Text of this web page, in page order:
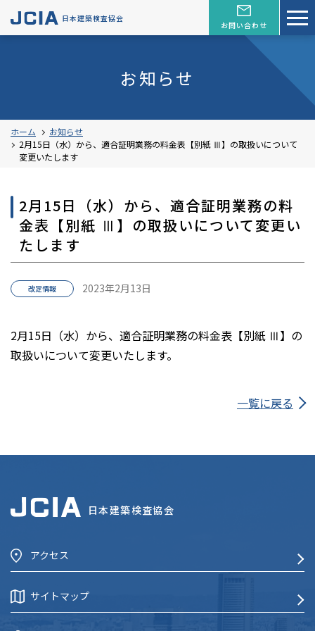
日本建築検査協会
お問い合わせ
お知らせ
ホーム
お知らせ
2月15日（水）から、適合証明業務の料金表【別紙 Ⅲ】の取扱いについて
変更いたします
2月15日（水）から、適合証明業務の料
金表【別紙 Ⅲ】の取扱いについて変更い
たします
改定情報 2023年2月13日
2月15日（水）から、適合証明業務の料金表【別紙 Ⅲ】の
取扱いについて変更いたします。
一覧に戻る
日本建築検査協会
アクセス
サイトマップ